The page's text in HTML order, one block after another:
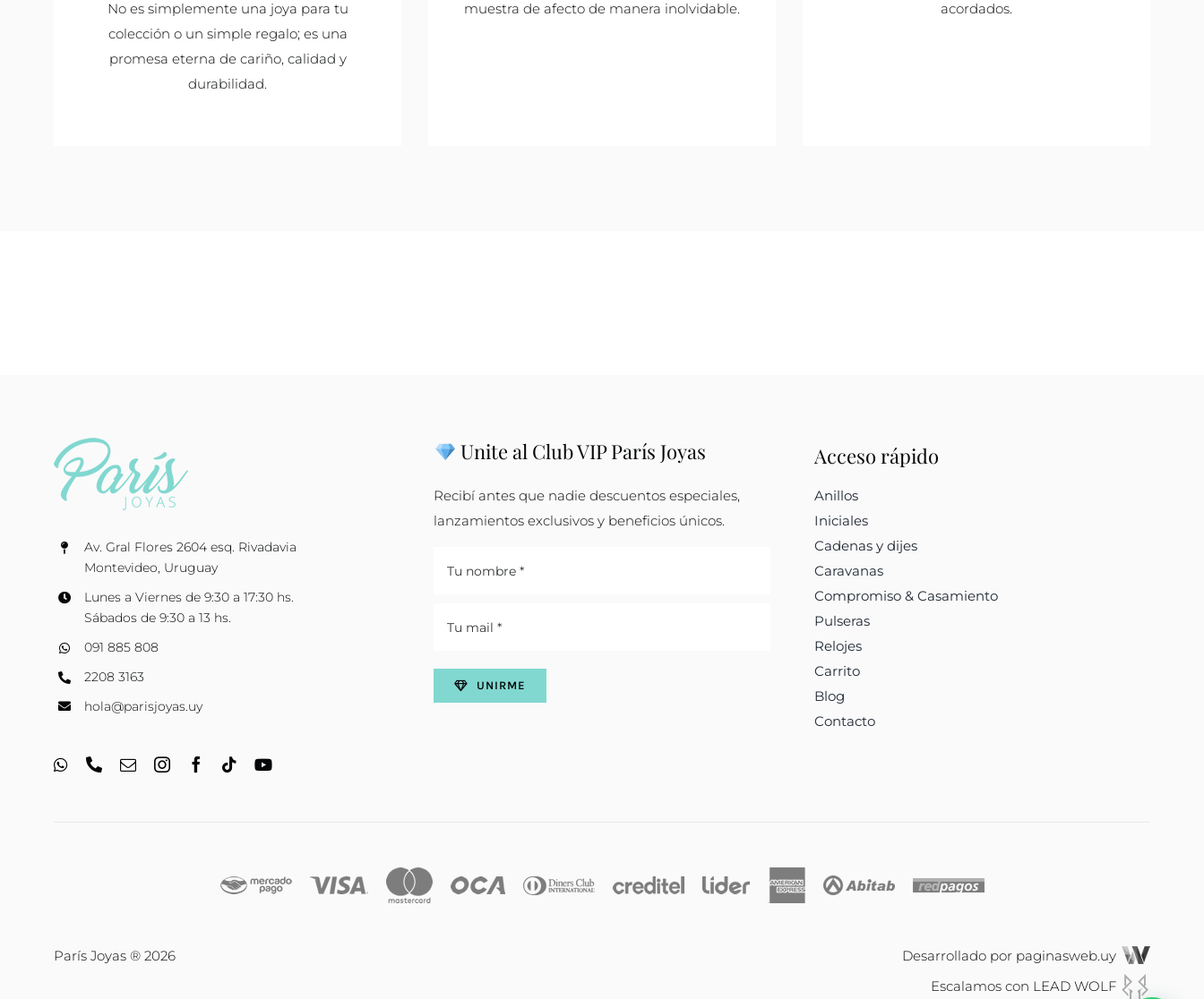
No es simplemente una joya para tu
colección o un simple regalo; es una
promesa eterna de cariño, calidad y
durabilidad.
muestra de afecto de manera inolvidable.
acordados.
Av. Gral Flores 2604 esq. Rivadavia
Montevideo, Uruguay
Lunes a Viernes de 9:30 a 17:30 hs.
Sábados de 9:30 a 13 hs.
091 885 808
2208 3163
hola@parisjoyas.uy
Unite al Club VIP París Joyas
Recibí antes que nadie descuentos especiales,
lanzamientos exclusivos y beneficios únicos.
UNIRME
Acceso rápido
Anillos
Iniciales
Cadenas y dijes
Caravanas
Compromiso & Casamiento
Pulseras
Relojes
Carrito
Blog
Contacto
París Joyas ® 2026 Desarrollado por paginasweb.uy
Escalamos con LEAD WOLF